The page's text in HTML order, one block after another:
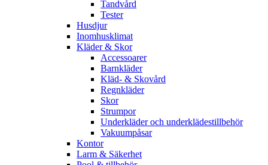
Tandvård
Tester
Husdjur
Inomhusklimat
Kläder & Skor
Accessoarer
Barnkläder
Kläd- & Skovård
Regnkläder
Skor
Strumpor
Underkläder och underklädestillbehör
Vakuumpåsar
Kontor
Larm & Säkerhet